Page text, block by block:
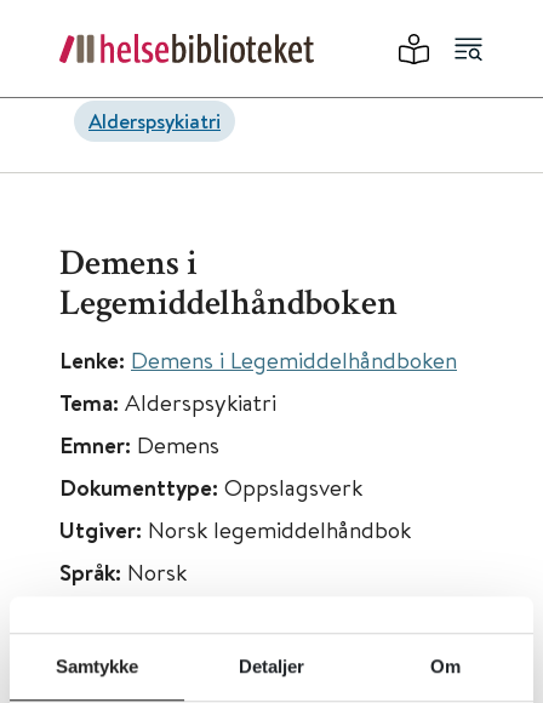
Samtykke Detaljer Om
Alderspsykiatri
Demens i
Legemiddelhåndboken
Lenke: Demens i Legemiddelhåndboken
Tema: Alderspsykiatri
Emner: Demens
Dokumenttype: Oppslagsverk
Utgiver: Norsk legemiddelhåndbok
Språk: Norsk
inkludert legemiddelbruk. Relevant for